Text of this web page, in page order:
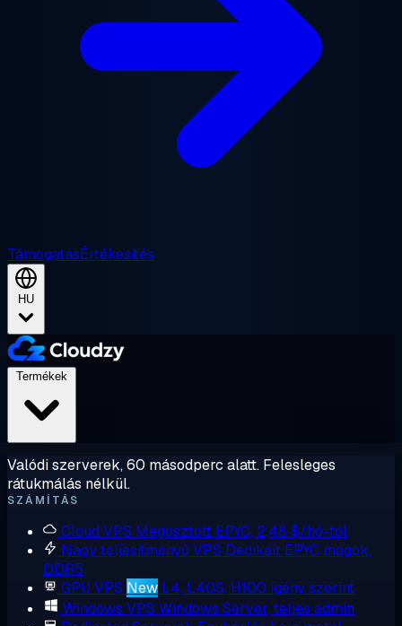
TámogatásÉrtékesítés
HU
Valódi szerverek, 60 másodperc alatt. Felesleges
rátukmálás nélkül.
SZÁMÍTÁS
Cloud VPS Megosztott EPYC, 2,48 $/hó-tól
Nagy teljesítményű VPS Dedikált EPYC magok,
DDR5
GPU VPS New L4, L40S, H100 igény szerint
Windows VPS Windows Server, teljes admin